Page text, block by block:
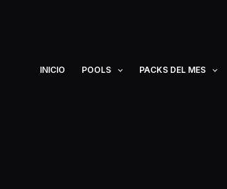
INICIO POOLS PACKS DEL MES